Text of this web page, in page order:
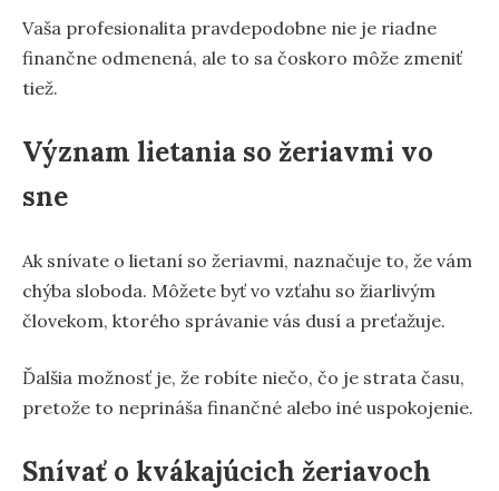
Vaša profesionalita pravdepodobne nie je riadne
finančne odmenená, ale to sa čoskoro môže zmeniť
tiež.
Význam lietania so žeriavmi vo
sne
Ak snívate o lietaní so žeriavmi, naznačuje to, že vám
chýba sloboda. Môžete byť vo vzťahu so žiarlivým
človekom, ktorého správanie vás dusí a preťažuje.
Ďalšia možnosť je, že robíte niečo, čo je strata času,
pretože to neprináša finančné alebo iné uspokojenie.
Snívať o kvákajúcich žeriavoch